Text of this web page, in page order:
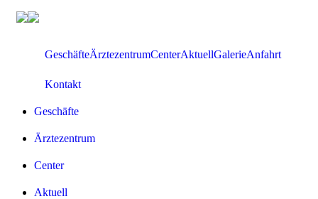
Zum
GeschäfteÄrztezentrumCenterAktuellGalerieAnfahrt
Kontakt
Geschäfte
Ärztezentrum
Center
Aktuell